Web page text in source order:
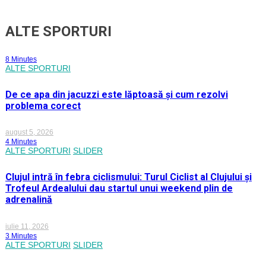
ALTE SPORTURI
8 Minutes
ALTE SPORTURI
De ce apa din jacuzzi este lăptoasă și cum rezolvi
problema corect
august 5, 2026
4 Minutes
ALTE SPORTURI SLIDER
Clujul intră în febra ciclismului: Turul Ciclist al Clujului și
Trofeul Ardealului dau startul unui weekend plin de
adrenalină
iulie 11, 2026
3 Minutes
ALTE SPORTURI SLIDER